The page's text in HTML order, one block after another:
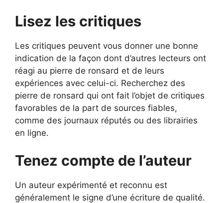
Lisez les critiques
Les critiques peuvent vous donner une bonne
indication de la façon dont d’autres lecteurs ont
réagi au pierre de ronsard et de leurs
expériences avec celui-ci. Recherchez des
pierre de ronsard qui ont fait l’objet de critiques
favorables de la part de sources fiables,
comme des journaux réputés ou des librairies
en ligne.
Tenez compte de l’auteur
Un auteur expérimenté et reconnu est
généralement le signe d’une écriture de qualité.